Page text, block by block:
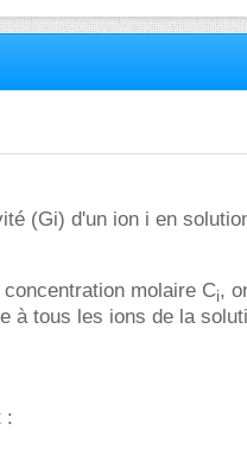
(Gi) d'un ion i en
concentration molaire Ci,
à tous les ions de la
: